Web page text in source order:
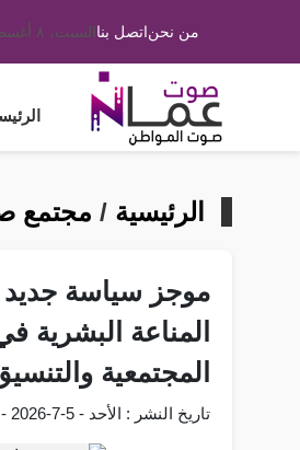
من نحناتصل بناالسبت، ٨ أغسطس ٢٠٢٦
الرئيسية / مجتمع
موجز سياسة
المناعة البشرية
المجتمعية
تاريخ النشر : الأحد - 5-7-2026 - 11:27 AM